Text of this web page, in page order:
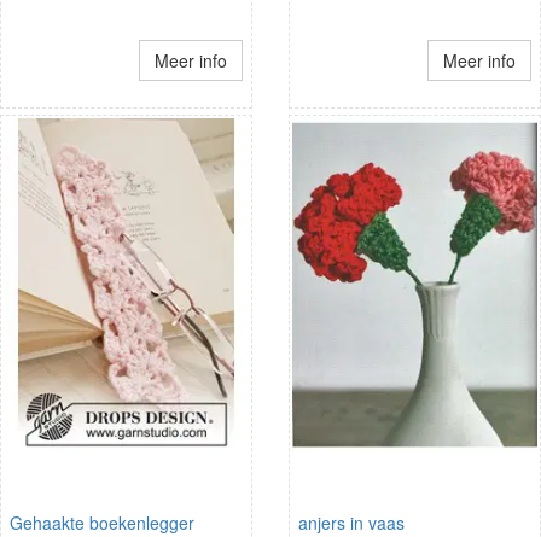
Meer info Meer info
Gehaakte boekenlegger anjers in vaas